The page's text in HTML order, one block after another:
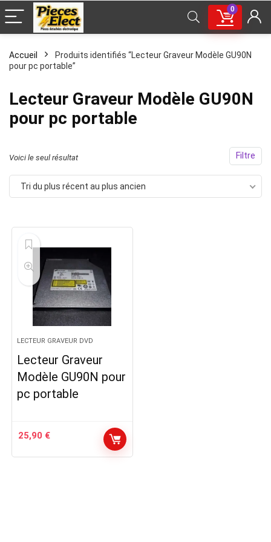
0
Accueil
Produits identifiés “Lecteur Graveur Modèle GU90N
pour pc portable”
Lecteur Graveur Modèle GU90N
pour pc portable
Filtre
Voici le seul résultat
Tri du plus récent au plus ancien
LECTEUR GRAVEUR DVD
Lecteur Graveur
Modèle GU90N pour
pc portable
25,90 €